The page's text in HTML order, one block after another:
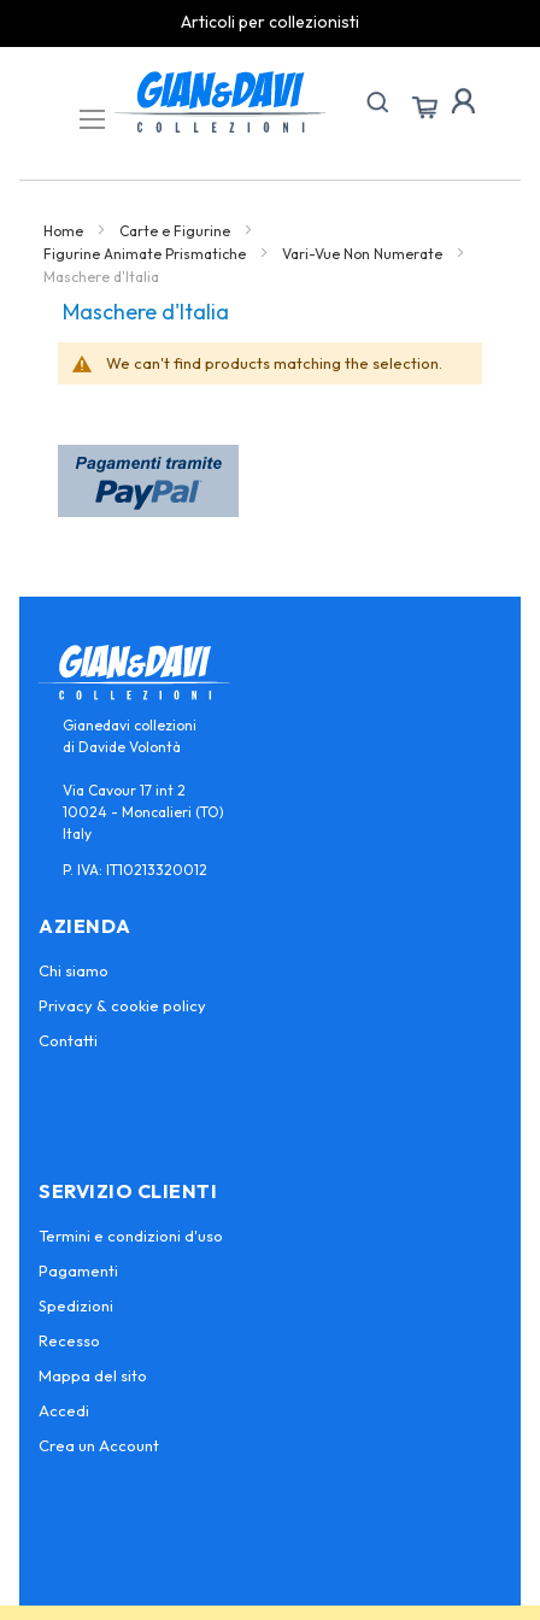
Articoli per collezionisti
Content
Home
Carte e Figurine
Figurine Animate Prismatiche
Vari-Vue Non Numerate
Maschere d'Italia
Maschere d'Italia
We can't find products matching the selection.
Gianedavi collezioni
di Davide Volontà
Via Cavour 17 int 2
10024 - Moncalieri (TO)
Italy
P. IVA: IT10213320012
AZIENDA
Chi siamo
Privacy & cookie policy
Contatti
SERVIZIO CLIENTI
Termini e condizioni d'uso
Pagamenti
Spedizioni
Recesso
Mappa del sito
Accedi
Crea un Account